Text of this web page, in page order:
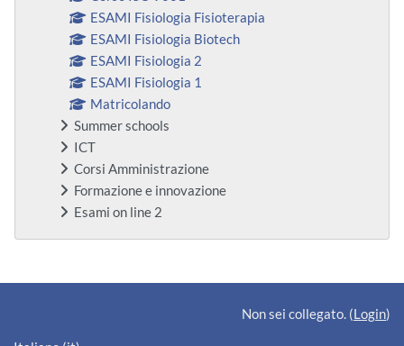
ESAMI Fisiologia Fisioterapia
ESAMI Fisiologia Biotech
ESAMI Fisiologia 2
ESAMI Fisiologia 1
Matricolando
Summer schools
ICT
Corsi Amministrazione
Formazione e innovazione
Esami on line 2
Blocchi supplementari
Non sei collegato. (Login)